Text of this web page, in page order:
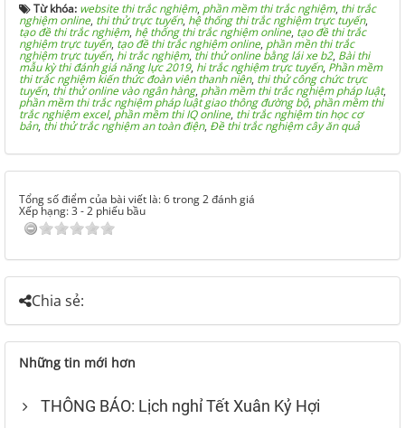
Từ khóa: website thi trắc nghiệm, phần mềm thi trắc nghiệm, thi trắc
nghiệm online, thi thử trực tuyến, hệ thống thi trắc nghiệm trực tuyến,
tạo đề thi trắc nghiệm, hệ thống thi trắc nghiệm online, tạo đề thi trắc
nghiệm trực tuyến, tạo đề thi trắc nghiệm online, phần mền thi trắc
nghiệm trực tuyến, hi trắc nghiệm, thi thử online bằng lái xe b2, Bài thi
mẫu kỳ thi đánh giá năng lực 2019, hi trắc nghiệm trực tuyến, Phần mềm
thi trắc nghiệm kiến thức đoàn viên thanh niên, thi thử công chức trực
tuyến, thi thử online vào ngân hàng, phần mềm thi trắc nghiệm pháp luật,
phần mềm thi trắc nghiệm pháp luật giao thông đường bộ, phần mềm thi
trắc nghiệm excel, phần mềm thi IQ online, thi trắc nghiệm tin học cơ
bản, thi thử trắc nghiệm an toàn điện, Đề thi trắc nghiệm cây ăn quả
Tổng số điểm của bài viết là: 6 trong 2 đánh giá
Xếp hạng:3-2 phiếu bầu
Chia sẻ:
Những tin mới hơn
THÔNG BÁO: Lịch nghỉ Tết Xuân Kỷ Hợi